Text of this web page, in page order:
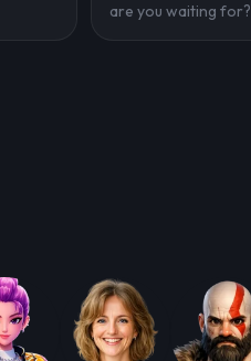
are you waiting for?